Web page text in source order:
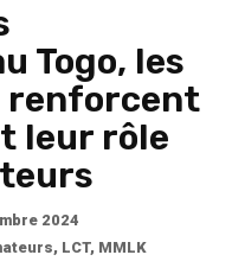
Togo, les
renforcent
leur rôle
2024
, LCT, MMLK